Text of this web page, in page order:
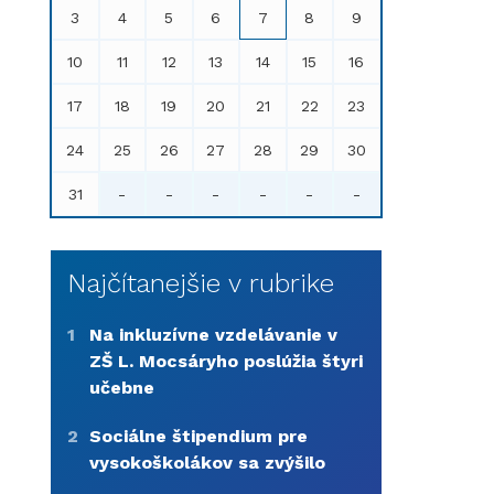
3 4 5 6 7 8 9
10 11 12 13 14 15 16
17 18 19 20 21 22 23
24 25 26 27 28 29 30
31 - - - - - -
Najčítanejšie v rubrike
1
Na inkluzívne vzdelávanie v
ZŠ L. Mocsáryho poslúžia štyri
učebne
2 Sociálne štipendium pre
vysokoškolákov sa zvýšilo